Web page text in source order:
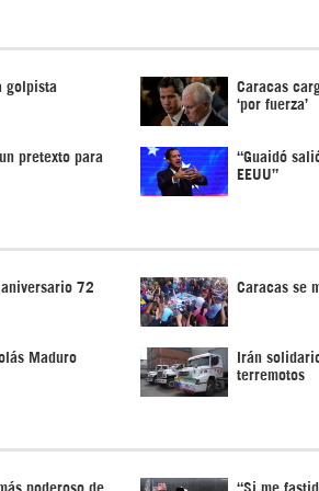
golpista Caracas
‘por fuerza’
pretexto para “Guaidó
EEUU”
aniversario 72 Caracas se
Maduro Irán
terremotos
poderoso de “Si me